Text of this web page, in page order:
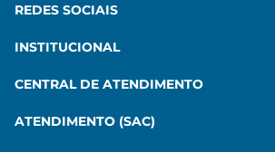
REDES SOCIAIS
INSTITUCIONAL
CENTRAL DE ATENDIMENTO
ATENDIMENTO (SAC)